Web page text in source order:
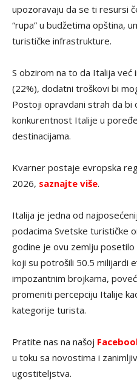
upozoravaju da se ti resursi
“rupa” u budžetima opština,
turističke infrastrukture.
S obzirom na to da Italija već
(22%), dodatni troškovi bi
Postoji opravdani strah da bi
konkurentnost Italije u
destinacijama.
Kvarner postaje evropska
2026, saznajte više.
Italija je jedna od
podacima Svetske turističke
godine je ovu zemlju
koji su potrošili 50.5 milijardi
impozantnim brojkama,
promeniti percepciju Italije
kategorije turista.
Pratite nas na našoj
u toku sa novostima i
ugostiteljstva.